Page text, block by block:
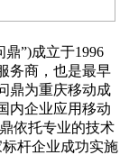
”)成立于1996
务商，也是最早
鼎为重庆移动成
内企业应用移动
依托专业的技术
杆企业成功实施